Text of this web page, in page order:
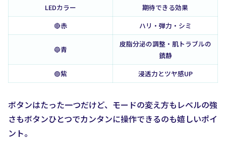
LEDカラー
期待できる効果
🔴赤
ハリ・弾力・シミ
🔵青
皮脂分泌の調整・肌トラブルの
鎮静
🟣紫
浸透力とツヤ感UP
ボタンはたった一つだけど、モードの変え方もレベルの強
さもボタンひとつでカンタンに操作できるのも嬉しいポイ
ント。